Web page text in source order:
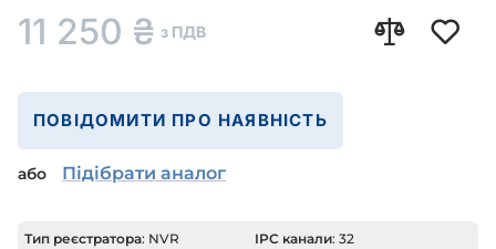
11 250 ₴ з ПДВ
ПОВІДОМИТИ ПРО НАЯВНІСТЬ
або Підібрати аналог
Тип реєстратора: NVR
IPC канали: 32